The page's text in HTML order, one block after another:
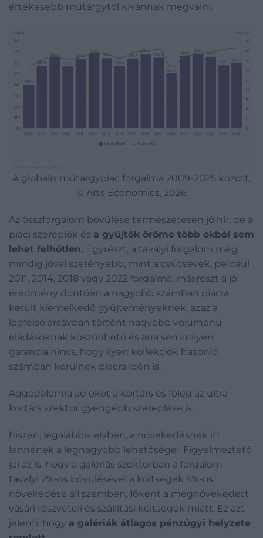
értékesebb műtárgytól kívánnak megválni.
A globális műtárgypiac forgalma 2009-2025 között,
© Arts Economics, 2026
Az összforgalom bővülése természetesen jó hír, de a
piaci szereplők és a gyűjtők öröme több okból sem
lehet felhőtlen. Egyrészt, a tavalyi forgalom még
mindig jóval szerényebb, mint a csúcsévek, például
2011, 2014, 2018 vagy 2022 forgalma, másrészt a jó
eredmény döntően a nagyobb számban piacra
került kiemelkedő gyűjteményeknek, azaz a
legfelső ársávban történt nagyobb volumenű
eladásoknak köszönhető és arra semmilyen
garancia nincs, hogy ilyen kollekciók hasonló
számban kerülnek piacra idén is.
Aggodalomra ad okot a kortárs és főleg az ultra-
kortárs szektor gyengébb szereplése is,
hiszen, legalábbis elvben, a növekedésnek itt
lennének a legnagyobb lehetőségei. Figyelmeztető
jel az is, hogy a galériás szektorban a forgalom
tavalyi 2%-os bővülésével a költségek 5%-os
növekedése áll szemben, főként a megnövekedett
vásári részvételi és szállítási költségek miatt. Ez azt
jelenti, hogy a galériák átlagos pénzügyi helyzete